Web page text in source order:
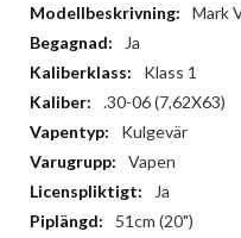
Mark
Ja
Klass 1
.30-06 (7,62X63)
Kulgevär
Vapen
Ja
51cm (20")